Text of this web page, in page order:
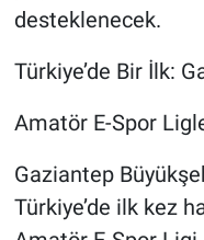
desteklenecek.
Türkiye’de Bir İlk:
Amatör E-Spor
Gaziantep
Türkiye’de ilk kez